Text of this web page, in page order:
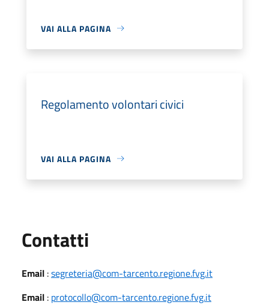
VAI ALLA PAGINA
Regolamento volontari civici
VAI ALLA PAGINA
Contatti
Email :segreteria@com-tarcento.regione.fvg.it
Email : protocollo@com-tarcento.regione.fvg.it